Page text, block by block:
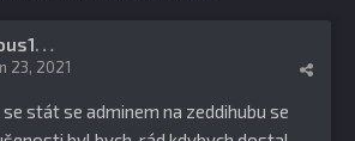
j
ulousmilous12
23, 2021
stát se adminem na zeddihubu se